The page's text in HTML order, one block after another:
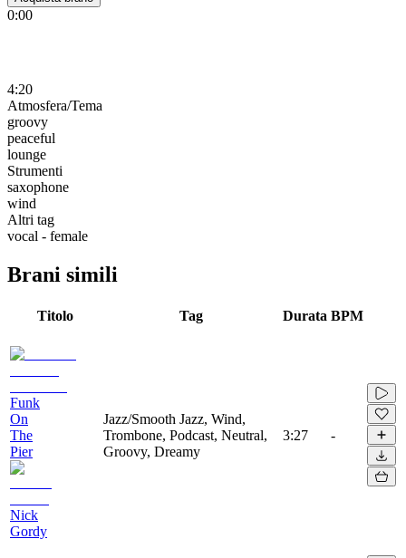
0:00
4:20
Atmosfera/Tema
groovy
peaceful
lounge
Strumenti
saxophone
wind
Altri tag
vocal - female
Brani simili
Titolo Tag Durata BPM
Funk
On
The
Pier
Nick
Gordy
Jazz/Smooth Jazz, Wind,
Trombone, Podcast, Neutral,
Groovy, Dreamy
3:27 -